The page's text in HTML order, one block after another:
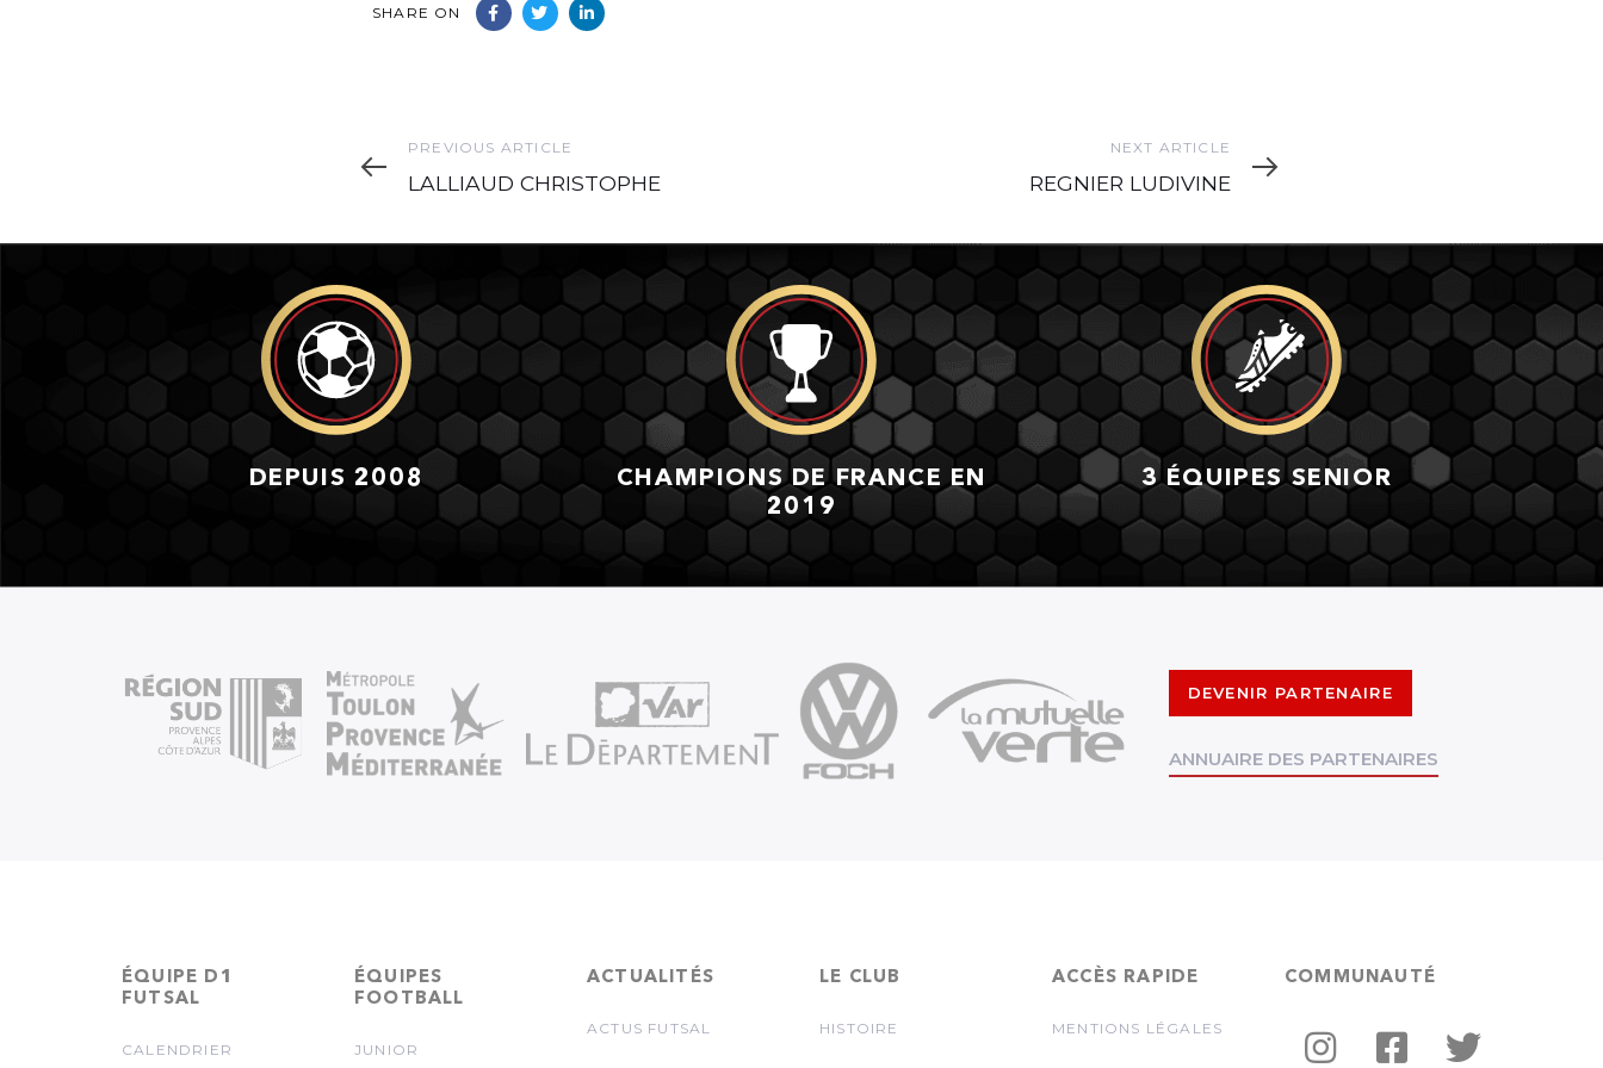
SHARE ON
Previous
Article
PREVIOUS ARTICLE
LALLIAUD CHRISTOPHE
Article
NEXT ARTICLE
REGNIER LUDIVINE
DEPUIS 2008
CHAMPIONS DE FRANCE EN
2019
3 ÉQUIPES SENIOR
DEVENIR PARTENAIRE
ANNUAIRE DES PARTENAIRES
ÉQUIPE D1
FUTSAL
CALENDRIER
ÉQUIPES
FOOTBALL
JUNIOR
ACTUALITÉS
ACTUS FUTSAL
LE CLUB
HISTOIRE
ACCÈS RAPIDE
MENTIONS LÉGALES
COMMUNAUTÉ